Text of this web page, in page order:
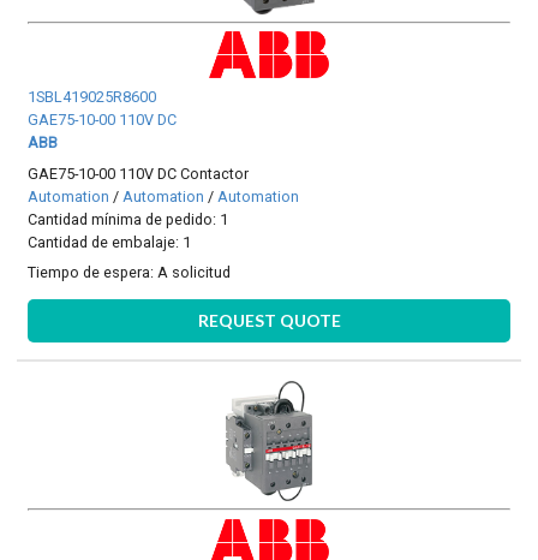
1SBL419025R8600
GAE75-10-00 110V DC
ABB
GAE75-10-00 110V DC Contactor
Automation / Automation / Automation
Cantidad mínima de pedido: 1
Cantidad de embalaje: 1
Tiempo de espera: A solicitud
REQUEST QUOTE